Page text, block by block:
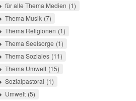
für alle Thema Medien 1
Thema Musik 7
Thema Religionen 1
Thema Seelsorge 1
Thema Soziales 11
Thema Umwelt 15
Sozialpastoral 1
Umwelt 5